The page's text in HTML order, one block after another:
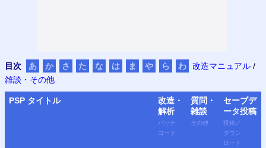
目次 あ か さ た な は ま や ら わ 改造マニュアル /
雑談・その他
PSP タイトル
改造・
解析
パッチ
コード
質問・
雑談
その他
セーブデ
ータ投稿
投稿 ／
ダウン
ロード